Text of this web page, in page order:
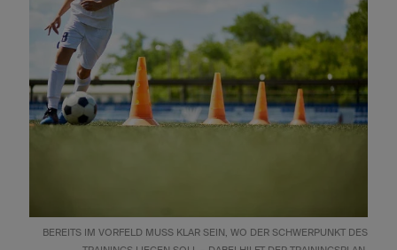
BEREITS IM VORFELD MUSS KLAR SEIN, WO DER SCHWERPUNKT DES